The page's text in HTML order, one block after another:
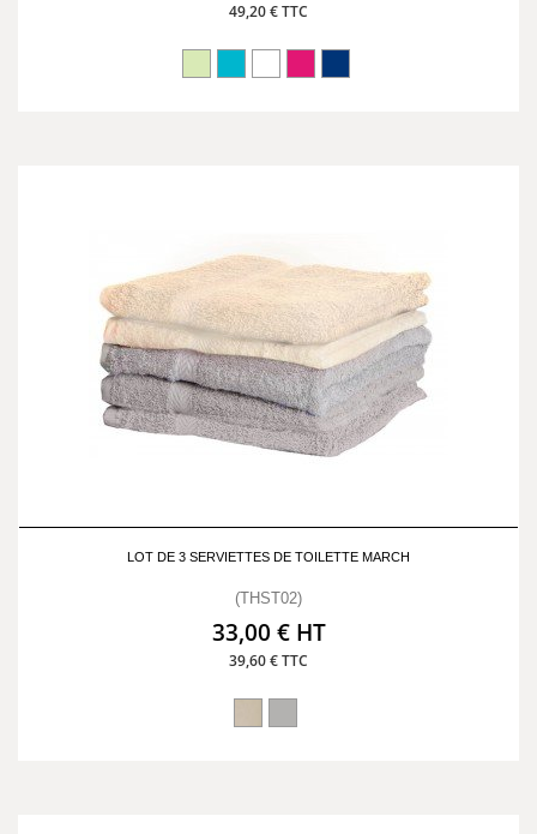
49,20 € TTC
LOT DE 3 SERVIETTES DE TOILETTE MARCH
(THST02)
33,00 € HT
39,60 € TTC